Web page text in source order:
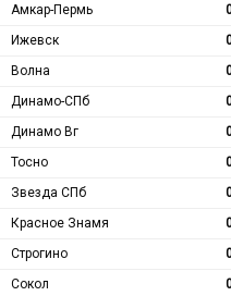
Амкар-Пермь
Ижевск
Волна
Динамо-СПб
Динамо Вг
Тосно
Звезда СПб
Красное Знамя
Строгино
Сокол